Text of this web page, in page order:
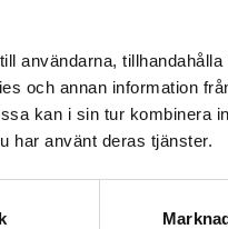
användarna, tillhandahålla
och annan information
kan i sin tur kombinera
har använt deras tjänster.
men har